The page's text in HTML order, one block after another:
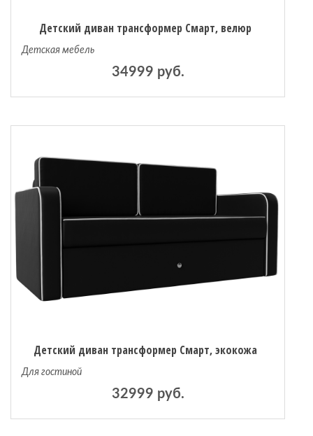
Детский диван трансформер Смарт, велюр
Детская мебель
34999 руб.
Детский диван трансформер Смарт, экокожа
Для гостиной
32999 руб.